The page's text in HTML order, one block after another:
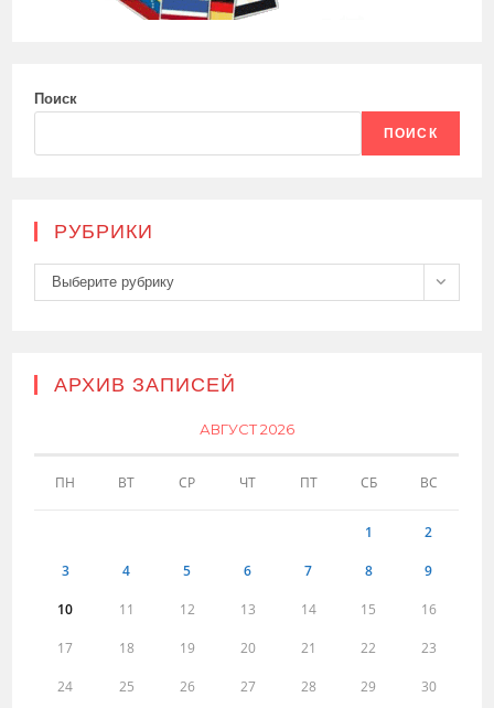
Поиск
ПОИСК
РУБРИКИ
Рубрики
Выберите рубрику
АРХИВ ЗАПИСЕЙ
АВГУСТ 2026
ПН ВТ СР ЧТ ПТ СБ ВС
1 2
3 4 5 6 7 8 9
10 11 12 13 14 15 16
17 18 19 20 21 22 23
24 25 26 27 28 29 30